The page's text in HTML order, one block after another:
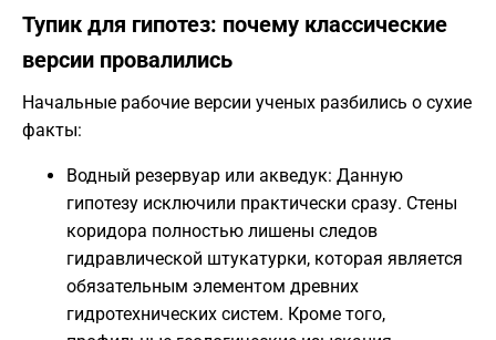
Тупик для гипотез: почему классические
версии провалились
Начальные рабочие версии ученых разбились о сухие
факты:
Водный резервуар или акведук: Данную
гипотезу исключили практически сразу. Стены
коридора полностью лишены следов
гидравлической штукатурки, которая является
обязательным элементом древних
гидротехнических систем. Кроме того,